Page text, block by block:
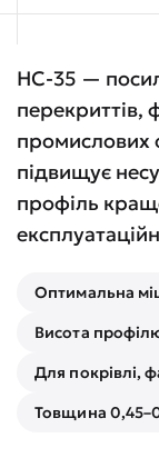
НС-35 —
перекриттів,
промислових
підвищує
профіль
Оптимальна
Висота
Для покрівлі,
Товщина